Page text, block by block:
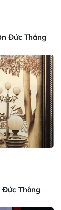
Đức Thắng
Đức Thắng